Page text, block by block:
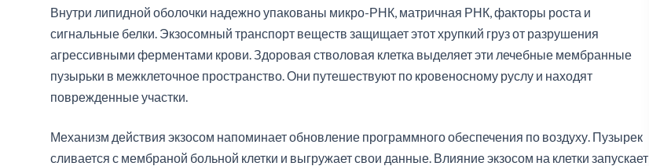
Внутри липидной оболочки надежно упакованы микро-РНК, матричная РНК, факторы роста и
сигнальные белки. Экзосомный транспорт веществ защищает этот хрупкий груз от разрушения
агрессивными ферментами крови. Здоровая стволовая клетка выделяет эти лечебные мембранные
пузырьки в межклеточное пространство. Они путешествуют по кровеносному руслу и находят
поврежденные участки.
Механизм действия экзосом напоминает обновление программного обеспечения по воздуху. Пузырек
сливается с мембраной больной клетки и выгружает свои данные. Влияние экзосом на клетки запускает